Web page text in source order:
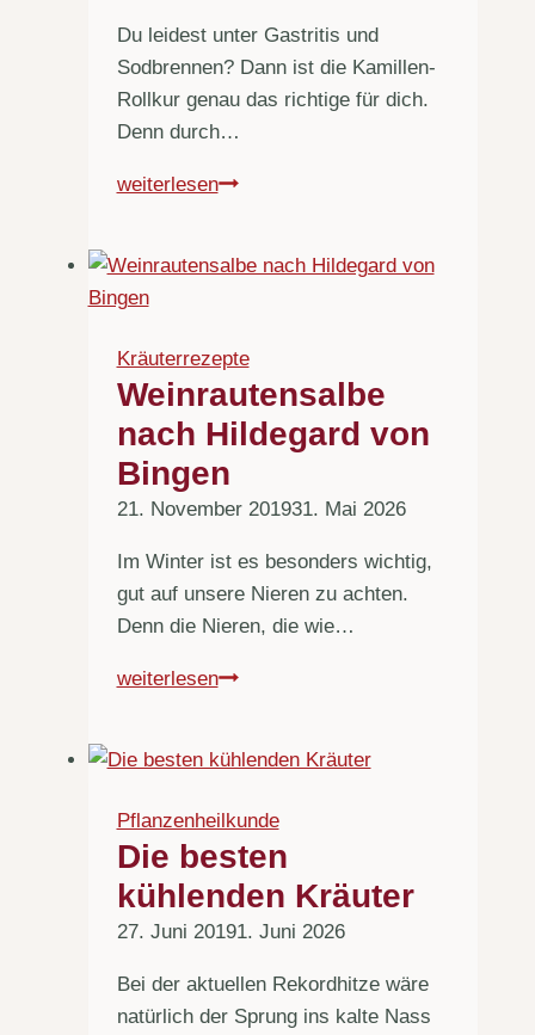
Du leidest unter Gastritis und
Sodbrennen? Dann ist die Kamillen-
Rollkur genau das richtige für dich.
Denn durch…
weiterlesenKamillen-
Kräuterrezepte
Weinrautensalbe
nach Hildegard von
Bingen
21. November 201931. Mai 2026
Im Winter ist es besonders wichtig,
gut auf unsere Nieren zu achten.
Denn die Nieren, die wie…
weiterlesenWeinrautensalbe
von
Pflanzenheilkunde
Die besten
kühlenden Kräuter
27. Juni 20191. Juni 2026
Bei der aktuellen Rekordhitze wäre
natürlich der Sprung ins kalte Nass